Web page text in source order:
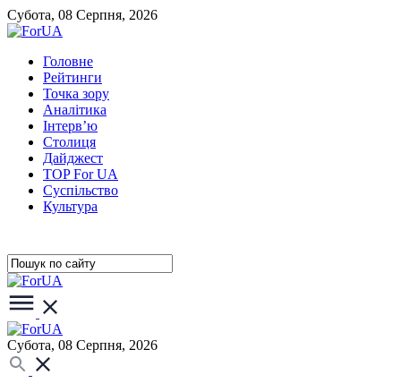
Субота, 08 Серпня, 2026
Головне
Рейтинги
Точка зору
Аналітика
Інтерв’ю
Столиця
Дайджест
TOP For UA
Суспiльство
Культура
Субота, 08 Серпня, 2026